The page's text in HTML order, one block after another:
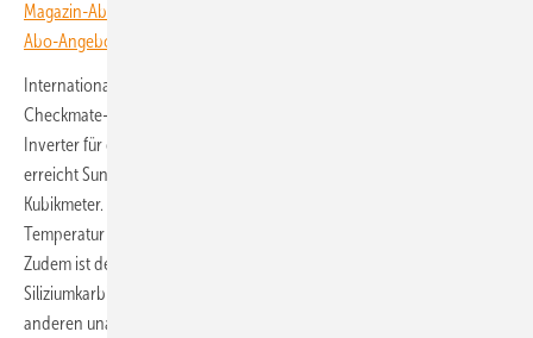
Magazin-Abonnent:innen. Sie haben noch kein Abo? Jetzt über alle
Abo-Angebote informieren und Wissensvorsprung sichern.
International Power Supply hat den Award für seinen neuen Exeron-
Checkmate-Wechselrichter gewonnen. Es ist ein bidirektionaler
Inverter für große Batteriesysteme. Durch das kompakte Design
erreicht Sungro eine Leistungsdichte von satten 3,3 Megawatt pro
Kubikmeter. Das Gerät hat eine Flüssigkühlung und arbeitet bis zu einer
Temperatur von 60 Grad Celsius komplett ohne Leistungsreduzierung.
Zudem ist der Inverter modular aus 18 Leistungsteilen auf Basis von
Siliziumkarbid aufgebaut. Wenn eines davon ausfällt, arbeiten die
anderen unabhängig davon weiter.